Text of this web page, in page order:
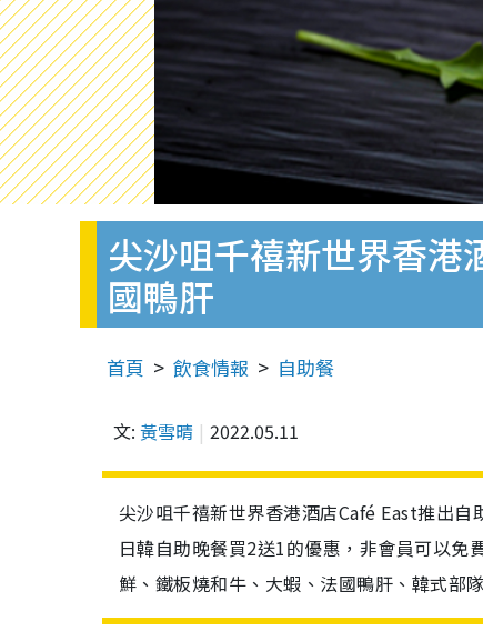
尖沙咀千禧新世界香
國鴨肝
首頁 飲食情報 自助餐
文: 黃雪晴 2022.05.11
尖沙咀千禧新世界香港酒店Café East推出
日韓自助晚餐買2送1的優惠，非會員可以
鮮、鐵板燒和牛、大蝦、法國鴨肝、韓式部